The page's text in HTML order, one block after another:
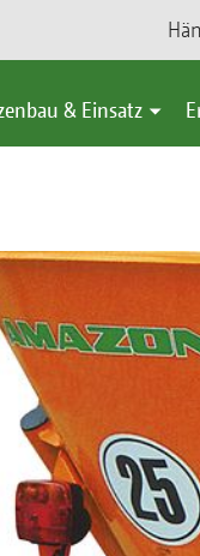
& Einsatz